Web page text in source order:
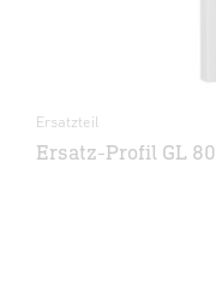
Ersatzteil
Ersatz-Profil GL 80